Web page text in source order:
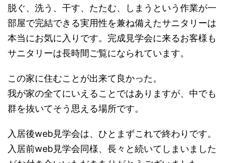
脱ぐ、洗う、干す、たたむ、しまうという作業が一
部屋で完結できる実用性を兼ね備えたサニタリーは
本当にお気に入りです。完成見学会に来るお客様も
サニタリーは長時間ご覧になられています。
この家に住むことが出来て良かった。
我が家の全てにいえることではありますが、中でも
群を抜いてそう思える場所です。
入居後web見学会は、ひとまずこれで終わりです。
入居前web見学会同様、長々と続いてしまいました